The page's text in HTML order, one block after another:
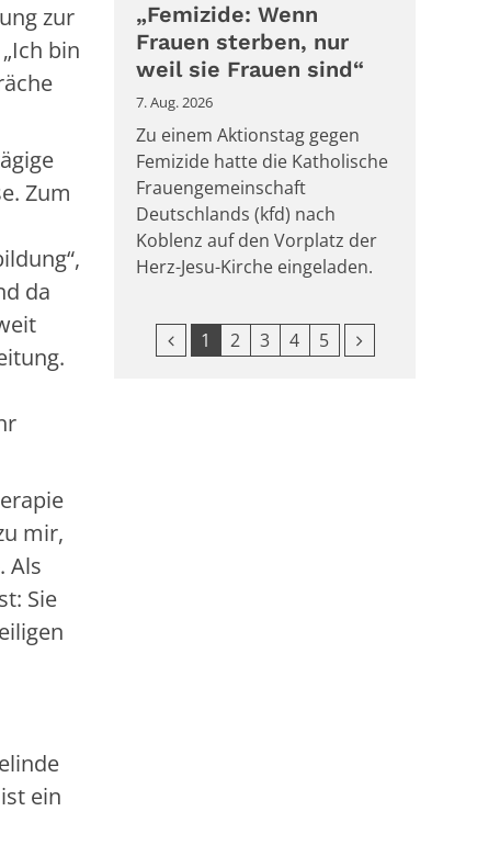
zur
bin
Zum
da
mir,
Als
Sie
ein
„Femizide: Wenn
Frauen sterben, nur
weil sie Frauen sind“
7. Aug. 2026
Zu einem Aktionstag gegen
Femizide hatte die Katholische
Frauengemeinschaft
Deutschlands (kfd) nach
Koblenz auf den Vorplatz der
Herz-Jesu-Kirche eingeladen.
Vorherige Seite
1 2 3 4 5 Nächste Seite